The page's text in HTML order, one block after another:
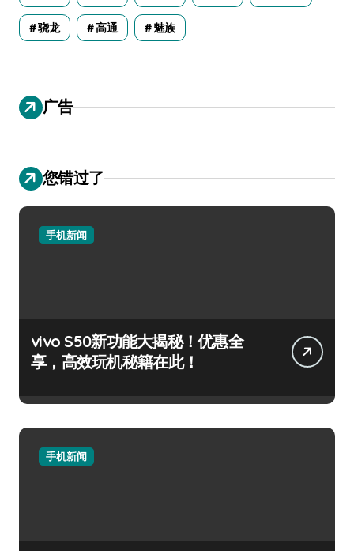
骁龙 高通 魅族
广告
您错过了
手机新闻
vivo S50新功能大揭秘！优惠全
享，高效玩机秘籍在此！
手机新闻